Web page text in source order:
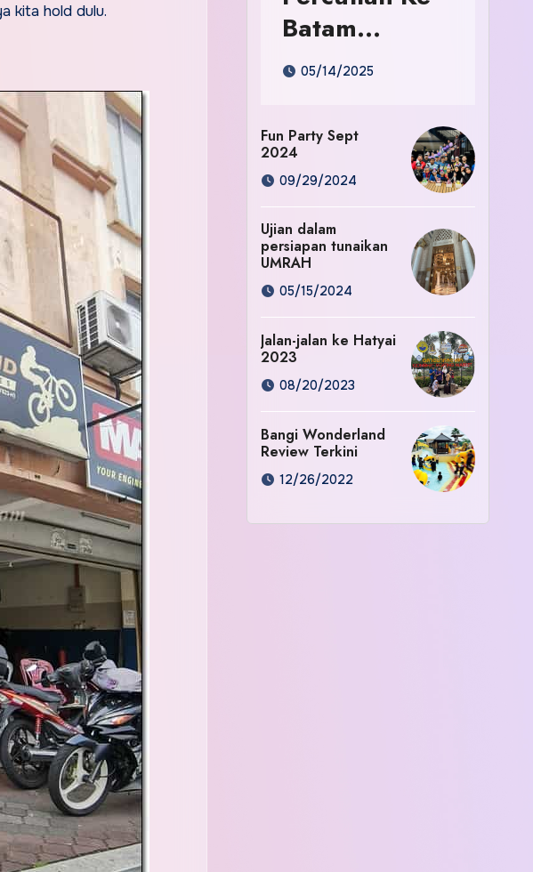
kita hold dulu.
Batam
Indonesia
05/14/2025
Fun Party Sept
2024
09/29/2024
Ujian dalam
persiapan tunaikan
UMRAH
05/15/2024
Jalan-jalan ke Hatyai
2023
08/20/2023
Bangi Wonderland
Review Terkini
12/26/2022